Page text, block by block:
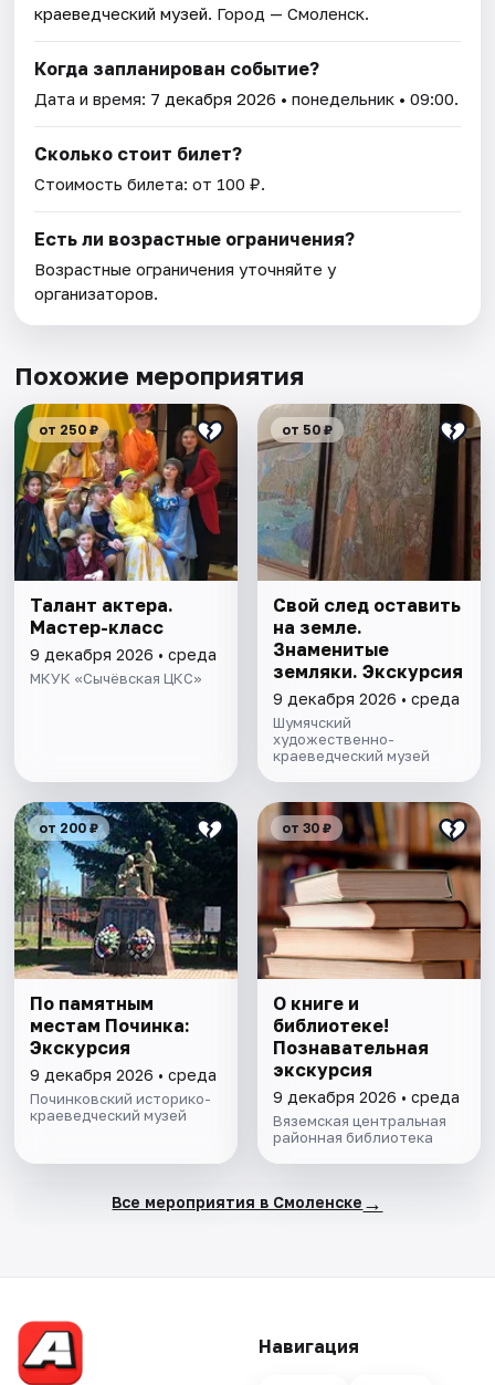
краеведческий музей. Город — Смоленск.
Когда запланирован событие?
Дата и время: 7 декабря 2026 • понедельник • 09:00.
Сколько стоит билет?
Стоимость билета: от 100 ₽.
Есть ли возрастные ограничения?
Возрастные ограничения уточняйте у
организаторов.
Похожие мероприятия
от 250 ₽
Талант актера.
Мастер-класс
9 декабря 2026 • среда
МКУК «Сычёвская ЦКС»
от 50 ₽
Свой след оставить
на земле.
Знаменитые
земляки. Экскурсия
9 декабря 2026 • среда
Шумячский
художественно-
краеведческий музей
от 200 ₽
По памятным
местам Починка:
Экскурсия
9 декабря 2026 • среда
Починковский историко-
краеведческий музей
от 30 ₽
О книге и
библиотеке!
Познавательная
экскурсия
9 декабря 2026 • среда
Вяземская центральная
районная библиотека
Все мероприятия в Смоленске →
Навигация